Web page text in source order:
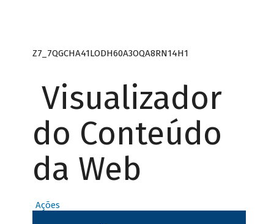
Z7_7QGCHA41LODH60A3OQA8RN14H1
Visualizador
do Conteúdo
da Web
Ações